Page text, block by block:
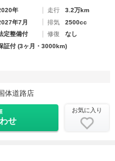
年 走行
3.2万km
年7月 排気
2500cc
定整備付 修復
なし
証付 (3ヶ月・3000km)
体道路店
せ
お気に入り